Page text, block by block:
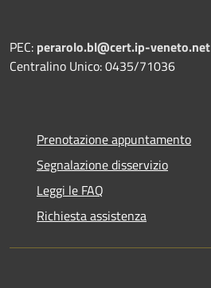
PEC: perarolo.bl@cert.ip-veneto.net
Centralino Unico: 0435/71036
Prenotazione appuntamento
Segnalazione disservizio
Leggi le FAQ
Richiesta assistenza